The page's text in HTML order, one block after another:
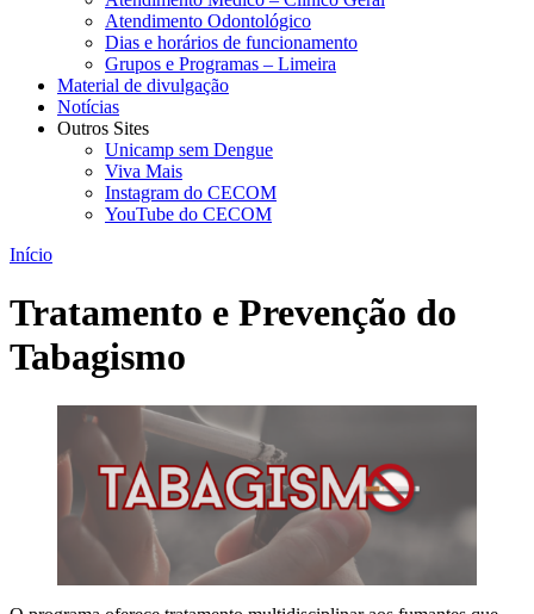
Atendimento Odontológico
Dias e horários de funcionamento
Grupos e Programas – Limeira
Material de divulgação
Notícias
Outros Sites
Unicamp sem Dengue
Viva Mais
Instagram do CECOM
YouTube do CECOM
Início
Tratamento e Prevenção do
Tabagismo